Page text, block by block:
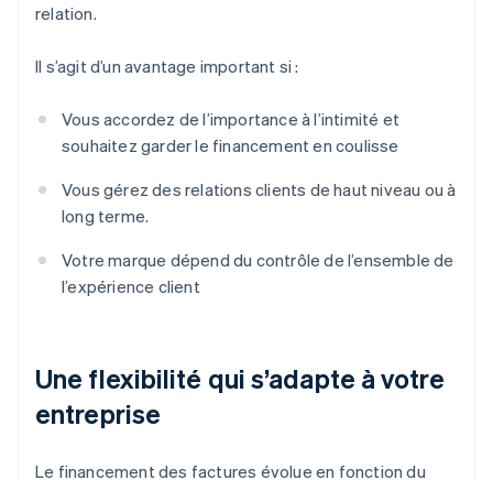
relation.
Il s’agit d’un avantage important si :
Vous accordez de l’importance à l’intimité et
souhaitez garder le financement en coulisse
Vous gérez des relations clients de haut niveau ou à
long terme.
Votre marque dépend du contrôle de l’ensemble de
l’expérience client
Une flexibilité qui s’adapte à votre
entreprise
Le financement des factures évolue en fonction du